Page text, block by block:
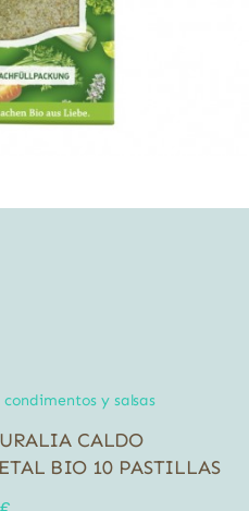
condimentos y salsas
CALDO
BIO 10 PASTILLAS